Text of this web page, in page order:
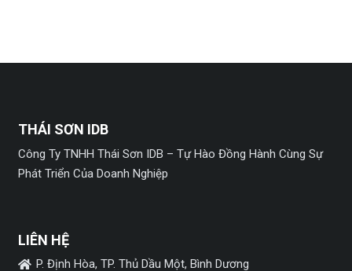
THÁI SƠN IDB
Công Ty TNHH Thái Sơn IDB – Tự Hào Đồng Hành Cùng Sự
Phát Triển Của Doanh Nghiệp
LIÊN HỆ
P. Định Hòa, TP. Thủ Dầu Một, Bình Dương